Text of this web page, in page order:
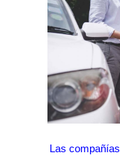
Las